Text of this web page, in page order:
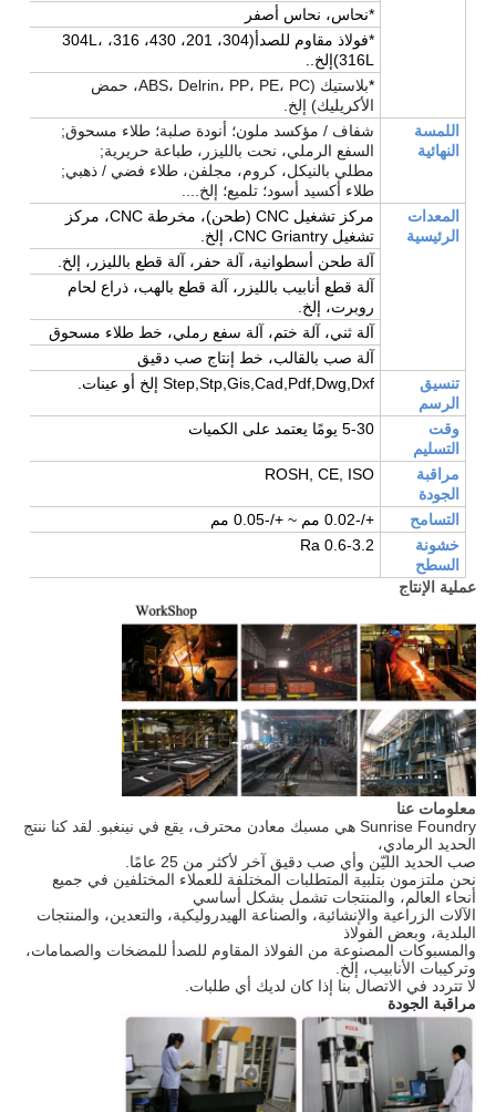
*نحاس، نحاس أصفر
*فولاذ مقاوم للصدأ(
304، 201، 430، 316، 304L،
316L
)إلخ..
*
بلاستيك (ABS، Delrin، PP، PE، PC، حمض
الأكريليك) إلخ.
اللمسة
النهائية
شفاف / مؤكسد ملون؛ أنودة صلبة؛ طلاء مسحوق;
السفع الرملي، نحت بالليزر، طباعة حريرية;
مطلي بالنيكل، كروم، مجلفن، طلاء فضي / ذهبي;
طلاء أكسيد أسود؛ تلميع؛ إلخ....
المعدات
الرئيسية
مركز تشغيل CNC (طحن)، مخرطة CNC، مركز
تشغيل CNC Griantry، إلخ.
آلة طحن أسطوانية، آلة حفر، آلة قطع بالليزر، إلخ.
آلة قطع أنابيب بالليزر، آلة قطع بالهب، ذراع لحام
روبرت، إلخ.
آلة ثني، آلة ختم، آلة سفع رملي، خط طلاء مسحوق
آلة صب بالقالب، خط إنتاج صب دقيق
تنسيق
الرسم
Step,Stp,Gis,Cad,Pdf,Dwg,Dxf إلخ أو عينات.
وقت
التسليم
5-30 يومًا يعتمد على الكميات
مراقبة
الجودة
ROSH, CE, ISO
التسامح
+/-0.02 مم ~ +/-0.05 مم
خشونة
السطح
Ra 0.6-3.2
عملية الإنتاج
معلومات عنا
Sunrise Foundry هي مسبك معادن محترف، يقع في نينغبو. لقد كنا ننتج
الحديد الرمادي،
صب الحديد الليّن وأي صب دقيق آخر لأكثر من 25 عامًا.
نحن ملتزمون بتلبية المتطلبات المختلفة للعملاء المختلفين في جميع
أنحاء العالم، والمنتجات تشمل بشكل أساسي
الآلات الزراعية والإنشائية، والصناعة الهيدروليكية، والتعدين، والمنتجات
البلدية، وبعض الفولاذ
والمسبوكات المصنوعة من الفولاذ المقاوم للصدأ للمضخات والصمامات،
وتركيبات الأنابيب، إلخ.
لا تتردد في الاتصال بنا إذا كان لديك أي طلبات.
مراقبة الجودة